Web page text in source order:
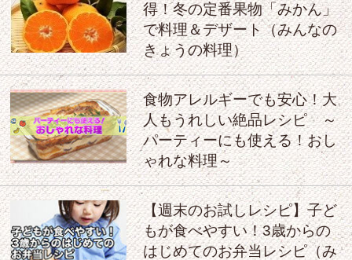
得！冬の定番果物「みかん」
で料理＆デザート（みんなの
きょうの料理）
食物アレルギーでも安心！大
人もうれしい絶品レシピ ～
パーティーにも使える！おし
ゃれな料理～
【週末のお試しレシピ】子ど
もが食べやすい！3歳からの
はじめてのお弁当レシピ（み